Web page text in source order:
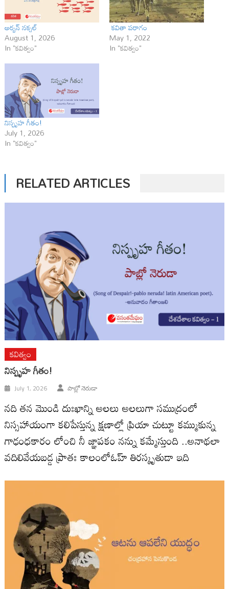
అర్బన్ నక్సల్
August 1, 2026
In "కవిత్వం"
క‌వితా ప‌రాగం
May 1, 2022
In "కవిత్వం"
నిస్పృహ గీతం!
July 1, 2026
In "కవిత్వం"
RELATED ARTICLES
కవిత్వం
నిస్పృహ గీతం!
July 1, 2026 పాబ్లో నెరుడా
నది తన మొండి దుఃఖాన్ని అలలు అలలుగా సముద్రంలో
నిస్సహాయంగా కలిపేస్తున్న క్షణాల్లో ప్రియా చుట్టూ కమ్ముకున్న
గాఢంధకారం లోంచి నీ జ్ఞాపకం నన్ను కమ్మేస్తుంది ..అనాథలా
వదిలివేయబడ్డ ప్రాతః కాలంలోఓహ్ తిరస్కృతుడా ఇది